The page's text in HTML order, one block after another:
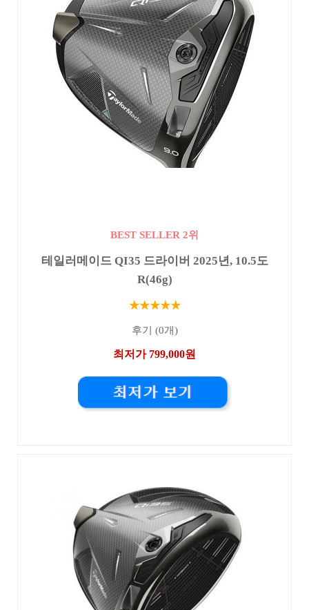
BEST SELLER 2위
테일러메이드 QI35 드라이버 2025년, 10.5도
R(46g)
★★★★★
후기 (0개)
최저가 799,000원